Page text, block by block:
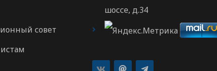
совет
шоссе, д.34